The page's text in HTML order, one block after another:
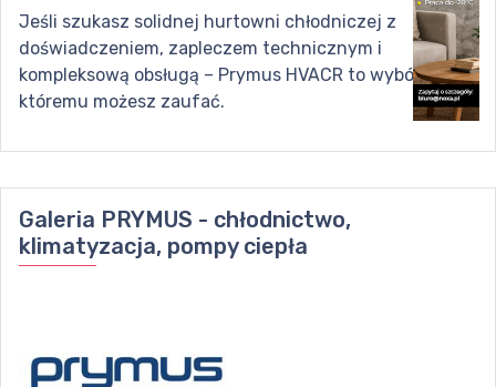
Jeśli szukasz solidnej hurtowni chłodniczej z
doświadczeniem, zapleczem technicznym i
kompleksową obsługą – Prymus HVACR to wybór,
któremu możesz zaufać.
Galeria PRYMUS - chłodnictwo,
klimatyzacja, pompy ciepła